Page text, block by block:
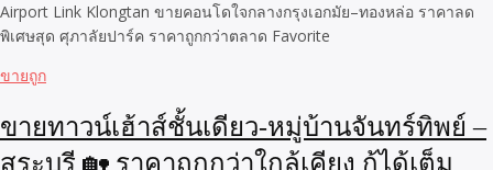
Airport Link Klongtan ขายคอนโดใจกลางกรุงเอกมัย–ทองหล่อ ราคาลด
พิเศษสุด ศุภาลัยปาร์ค ราคาถูกกว่าตลาด Favorite
ขายถูก
ขายทาวน์เฮ้าส์ชั้นเดียว-หมู่บ้านจันทร์ทิพย์ –
สระบุรี 🏡 ราคาถูกกว่าใกล้เคียง กู้ได้เต็ม